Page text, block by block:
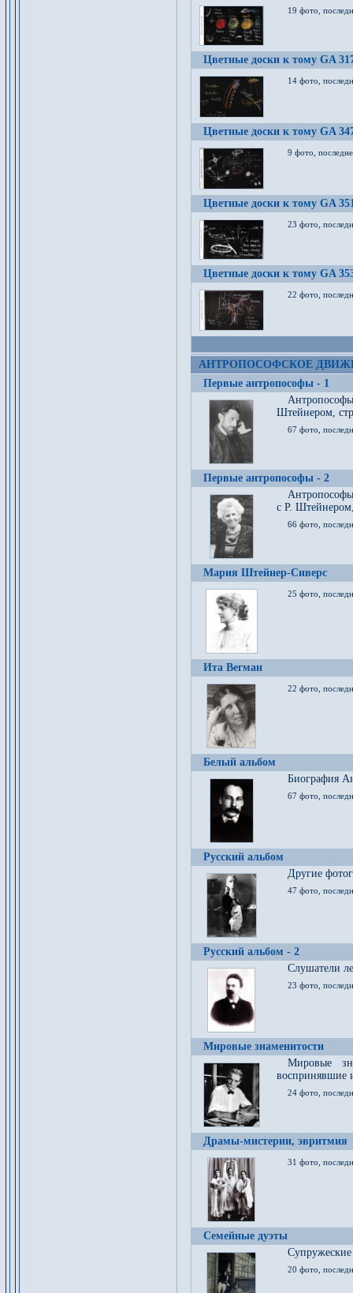
19 фото,
Цветные доски к тому GA
14 фото,
Цветные доски к тому GA
9 фото,
Цветные доски к тому GA
23 фото,
Цветные доски к тому GA
22 фото,
АНТРОПОСОФСКОЕ
Первые антропософы - 1
Штейнером,
67 фото,
Первые антропософы - 2
с Р.
66 фото,
Мария Штейнер-Сиверс
25 фото,
Ита Вегман
22 фото,
Белый альбом
Биография
67 фото,
Русский альбом
Другие
47 фото,
Русский альбом - 2
Cлушатели
23 фото,
Мировые знаменитости
Мировые
воспринявшие
24 фото,
Драмы-мистерии, эвритмия
31 фото,
Семейные дуэты
20 фото,